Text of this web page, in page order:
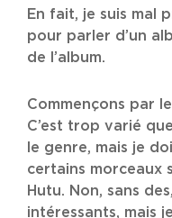
En fait, je suis mal
pour parler d’un
de l’album.
Commençons par
C’est trop varié
le genre, mais je
certains morceaux
Hutu. Non, sans
intéressants, mais